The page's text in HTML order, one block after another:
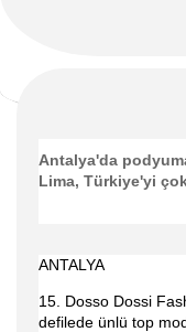
Antalya'da
Lima, Türkiye'yi
ANTALYA
15. Dosso Dossi
defilede ünlü top